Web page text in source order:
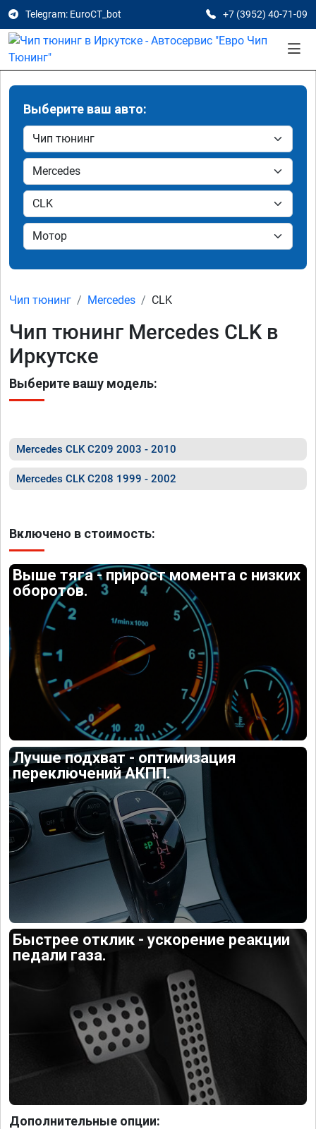
Telegram: EuroCT_bot +7 (3952) 40-71-09
Выберите ваш авто:
Чип тюнинг Mercedes CLK
Чип тюнинг Mercedes CLK в
Иркутске
Выберите вашу модель:
Mercedes CLK C209 2003 - 2010
Mercedes CLK C208 1999 - 2002
Включено в стоимость:
Выше тяга - прирост момента с низких
оборотов.
Лучше подхват - оптимизация
переключений АКПП.
Быстрее отклик - ускорение реакции
педали газа.
Дополнительные опции: